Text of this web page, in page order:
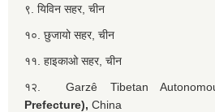
९. यिविन सहर, चीन
१०. छुजायो सहर, चीन
११. हाइकाओ सहर, चीन
१२. Garzê Tibetan
Prefecture), China